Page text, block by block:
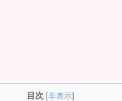
目次 [非表示]